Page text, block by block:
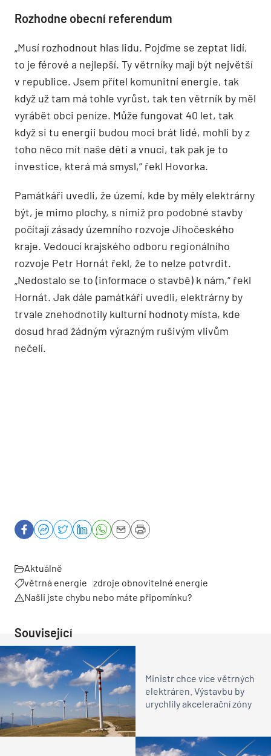
Rozhodne obecní referendum
„Musí rozhodnout hlas lidu. Pojďme se zeptat lidí,
to je férové a nejlepší. Ty větrníky mají být největší
v republice. Jsem přítel komunitní energie, tak
když už tam má tohle vyrůst, tak ten větrník by měl
vyrábět obci peníze. Může fungovat 40 let, tak
když si tu energii budou moci brát lidé, mohli by z
toho něco mít naše děti a vnuci, tak pak je to
investice, která má smysl,“ řekl Hovorka.
Památkáři uvedli, že území, kde by měly elektrárny
být, je mimo plochy, s nimiž pro podobné stavby
počítají zásady územního rozvoje Jihočeského
kraje. Vedoucí krajského odboru regionálního
rozvoje Petr Hornát řekl, že to nelze potvrdit.
„Nedostalo se to (informace o stavbě) k nám,“ řekl
Hornát. Jak dále památkáři uvedli, elektrárny by
trvale znehodnotily kulturní hodnoty místa, kde
dosud hrad žádným výrazným rušivým vlivům
nečelí.
Aktuálně
větrná energie zdroje obnovitelné energie
Našli jste chybu nebo máte připomínku?
Související
Ministr chce více větrných
elektráren. Výstavbu by
urychlily akcelerační zóny